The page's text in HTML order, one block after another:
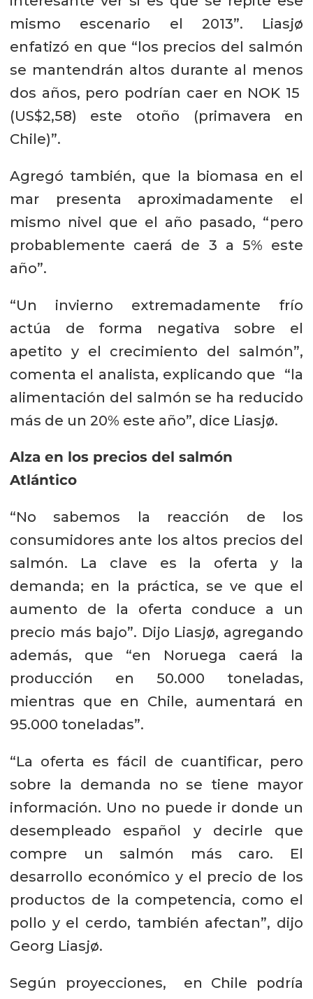
mismo escenario el 2013”. Liasjø
enfatizó en que “los precios del salmón
se mantendrán altos durante al menos
dos años, pero podrían caer en NOK 15
(US$2,58) este otoño (primavera en
Chile)”.
Agregó también, que la biomasa en el
mar presenta aproximadamente el
mismo nivel que el año pasado, “pero
probablemente caerá de 3 a 5% este
año”.
“Un invierno extremadamente frío
actúa de forma negativa sobre el
apetito y el crecimiento del salmón”,
comenta el analista, explicando que “la
alimentación del salmón se ha reducido
más de un 20% este año”, dice Liasjø.
Alza en los precios del salmón
Atlántico
“No sabemos la reacción de los
consumidores ante los altos precios del
salmón. La clave es la oferta y la
demanda; en la práctica, se ve que el
aumento de la oferta conduce a un
precio más bajo”. Dijo Liasjø, agregando
además, que “en Noruega caerá la
producción en 50.000 toneladas,
mientras que en Chile, aumentará en
95.000 toneladas”.
“La oferta es fácil de cuantificar, pero
sobre la demanda no se tiene mayor
información. Uno no puede ir donde un
desempleado español y decirle que
compre un salmón más caro. El
desarrollo económico y el precio de los
productos de la competencia, como el
pollo y el cerdo, también afectan”, dijo
Georg Liasjø.
Según proyecciones, en Chile podría